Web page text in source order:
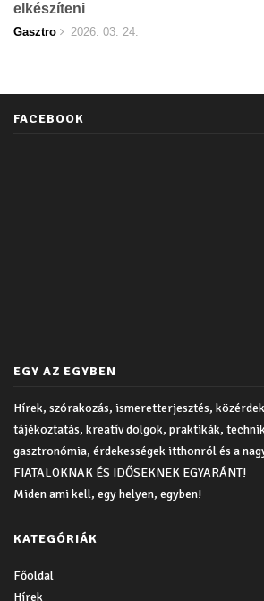
elkészíteni
Gasztro 2026. 03. 24.
FACEBOOK
EGY AZ EGYBEN
Hírek, szórakozás, ismeretterjesztés,
tájékoztatás, kreatív dolgok, praktikák,
gasztronómia, érdekességek itthonról és a
FIATALOKNAK ÉS IDŐSEKNEK EGYARÁNT!
Miden ami kell, egy helyen, egyben!
KATEGÓRIÁK
Főoldal
Hírek